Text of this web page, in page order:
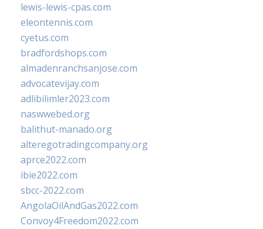
lewis-lewis-cpas.com
eleontennis.com
cyetus.com
bradfordshops.com
almadenranchsanjose.com
advocatevijay.com
adlibilimler2023.com
naswwebed.org
balithut-manado.org
alteregotradingcompany.org
aprce2022.com
ibie2022.com
sbcc-2022.com
AngolaOilAndGas2022.com
Convoy4Freedom2022.com